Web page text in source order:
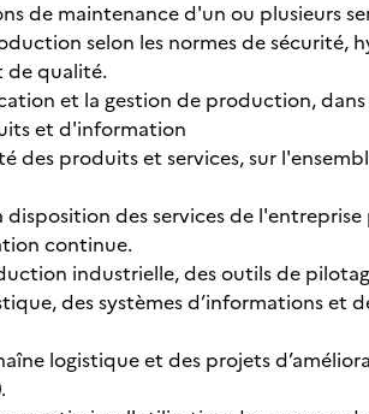
de maintenance d'un ou plusieurs
selon les normes de sécurité,
de qualité.
et la gestion de production,
et d'information
des produits et services, sur
des services de
continue.
industrielle, des outils de
des systèmes d’informations et
logistique et des projets